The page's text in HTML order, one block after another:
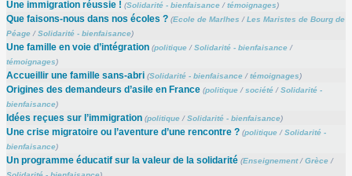
Une immigration réussie ! (Solidarité - bienfaisance/témoignages)
Que faisons-nous dans nos écoles ? (Ecole de Marlhes /Les Maristes de Bourg de
Péage/Solidarité - bienfaisance)
Une famille en voie d’intégration (politique/Solidarité - bienfaisance/
témoignages)
Accueillir une famille sans-abri (Solidarité - bienfaisance/témoignages)
Origines des demandeurs d’asile en France (politique/société/Solidarité -
bienfaisance)
Idées reçues sur l’immigration (politique/Solidarité - bienfaisance)
Une crise migratoire ou l’aventure d’une rencontre ? (politique/Solidarité -
bienfaisance)
Un programme éducatif sur la valeur de la solidarité (Enseignement/Grèce/